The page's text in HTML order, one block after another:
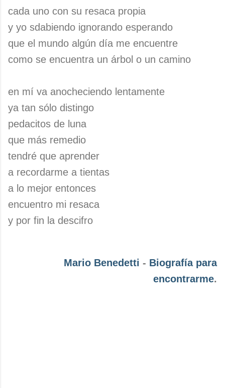
cada uno con su resaca propia
y yo sdabiendo ignorando esperando
que el mundo algún día me encuentre
como se encuentra un árbol o un camino
en mí va anocheciendo lentamente
ya tan sólo distingo
pedacitos de luna
que más remedio
tendré que aprender
a recordarme a tientas
a lo mejor entonces
encuentro mi resaca
y por fin la descifro
Mario Benedetti - Biografía para
encontrarme.